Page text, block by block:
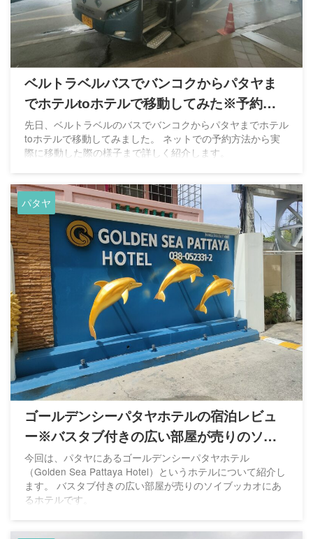
ベルトラベルバスでバンコクからパタヤま
でホテルtoホテルで移動してみた※予約方
法も解説
先日、ベルトラベルのバスでバンコクからパタヤまでホテル
toホテルで移動してみました。 ネットでの予約方法から実
際に移動した際の様子まで詳しく紹介します。
パタヤ
ゴールデンシーパタヤホテルの宿泊レビュ
ー※バスタブ付きの広い部屋が売りのソイ
ブッカオのホテル
今回は、パタヤにあるゴールデンシーパタヤホテル
（Golden Sea Pattaya Hotel）というホテルについて紹介し
ます。 バスタブ付きの広い部屋が売りのソイブッカオにあ
るホテルです。